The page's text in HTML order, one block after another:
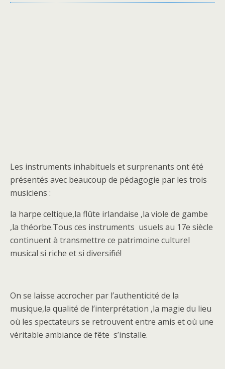
Les instruments inhabituels et surprenants ont été
présentés avec beaucoup de pédagogie par les trois
musiciens :
la harpe celtique,la flûte irlandaise ,la viole de gambe
,la théorbe.Tous ces instruments usuels au 17e siècle
continuent à transmettre ce patrimoine culturel
musical si riche et si diversifié!
On se laisse accrocher par l’authenticité de la
musique,la qualité de l’interprétation ,la magie du lieu
où les spectateurs se retrouvent entre amis et où une
véritable ambiance de fête s’installe.